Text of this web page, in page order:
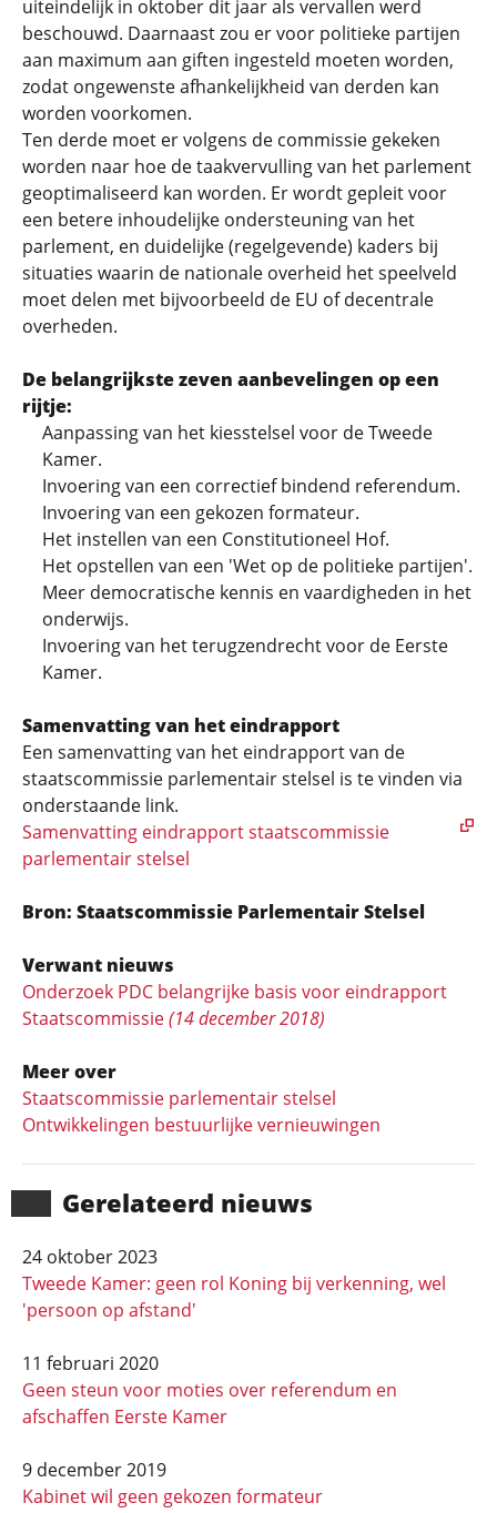
Gerela­teerd nieuws
24 oktober 2023
Tweede Kamer: geen rol Koning bij verkenning, wel
'persoon op afstand'
11 februari 2020
Geen steun voor moties over referendum en
afschaffen Eerste Kamer
9 december 2019
Kabinet wil geen gekozen formateur
uiteindelijk in oktober dit jaar als vervallen werd
beschouwd. Daarnaast zou er voor politieke partijen
aan maximum aan giften ingesteld moeten worden,
zodat ongewenste afhankelijkheid van derden kan
worden voorkomen.
Ten derde moet er volgens de commissie gekeken
worden naar hoe de taakvervulling van het parlement
geoptimaliseerd kan worden. Er wordt gepleit voor
een betere inhoudelijke ondersteuning van het
parlement, en duidelijke (regelgevende) kaders bij
situaties waarin de nationale overheid het speelveld
moet delen met bijvoorbeeld de EU of decentrale
overheden.
De belangrijkste zeven aanbevelingen op een
rijtje:
Aanpassing van het kiesstelsel voor de Tweede
Kamer.
Invoering van een correctief bindend referendum.
Invoering van een gekozen formateur.
Het instellen van een Constitutioneel Hof.
Het opstellen van een 'Wet op de politieke partijen'.
Meer democratische kennis en vaardigheden in het
onderwijs.
Invoering van het terugzendrecht voor de Eerste
Kamer.
Samenvatting van het eindrapport
Een samenvatting van het eindrapport van de
staatscommissie parlementair stelsel is te vinden via
onderstaande link.
Samenvatting eindrapport staatscommissie
parlementair stelsel
Bron: Staatscommissie Parlementair Stelsel
Verwant nieuws
Onderzoek PDC belangrijke basis voor eindrapport
Staatscommissie(14 december 2018)
Meer over
Staatscommissie parlementair stelsel
Ontwikkelingen bestuurlijke vernieuwingen